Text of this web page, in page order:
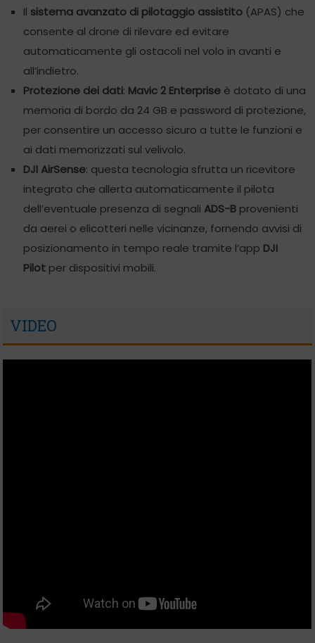
Il sistema avanzato di pilotaggio assistito(APAS) che
consente al drone di rilevare ed evitare
automaticamente gli ostacoli nel volo in avanti e
all’indietro.
Protezione dei dati: Mavic 2 Enterpriseè dotato di una
memoria di bordo da 24 GB e password di protezione,
per consentire un accesso sicuro a tutte le funzioni e
ai dati memorizzati sul velivolo.
DJI AirSense: questa tecnologia sfrutta un ricevitore
integrato che allerta automaticamente il pilota
dell’eventuale presenza di segnali ADS-B provenienti
da aerei o elicotteri nelle vicinanze, fornendo avvisi di
posizionamento in tempo reale tramite l’app DJI
Pilotper dispositivi mobili.
VIDEO